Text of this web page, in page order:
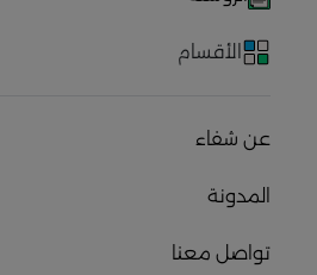
الأقسام
عن شفاء
المدونة
تواصل معنا